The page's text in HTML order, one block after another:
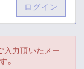
入力頂いたメー
。